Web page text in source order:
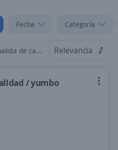
Fecha Categoría
Valle del Cauca Relevancia
/ yumbo